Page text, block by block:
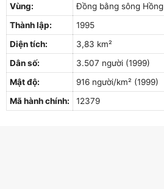
Vùng:
Đồng bằng sông Hồng
Thành lập:
1995
Diện tích:
3,83 km²
Dân số:
3.507 người (1999)
Mật độ:
916 người/km² (1999)
Mã hành chính:
12379